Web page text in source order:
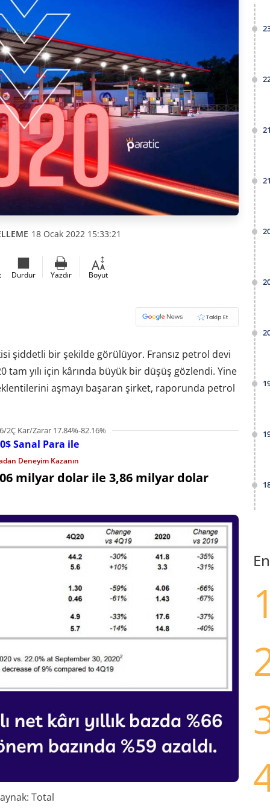
18 Ocak 2022 15:33:21
Durdur Yazdır Boyut
şiddetli bir şekilde görülüyor. Fransız petrol devi
yılı için kârında büyük bir düşüş gözlendi. Yine
aşmayı başaran şirket, raporunda petrol
Kar/Zarar 17.84%-82.16%
Sanal Para ile
Deneyim Kazanın
milyar dolar ile 3,86 milyar dolar
Total